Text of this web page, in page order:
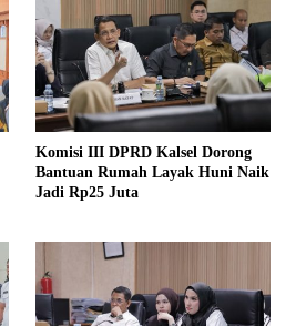
Komisi III DPRD Kalsel Dorong
Bantuan Rumah Layak Huni Naik
Jadi Rp25 Juta